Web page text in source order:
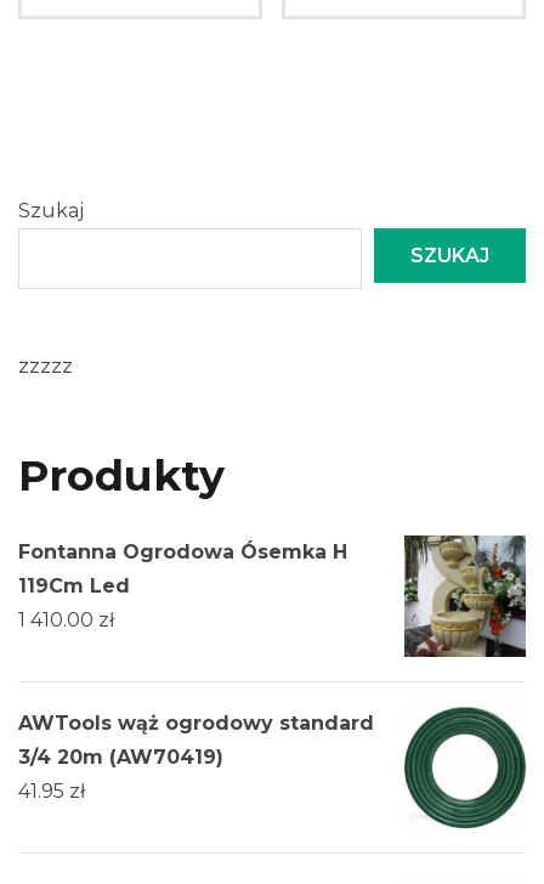
Szukaj
SZUKAJ
zzzzz
Produkty
Fontanna Ogrodowa Ósemka H
119Cm Led
1 410.00 zł
AWTools wąż ogrodowy standard
3/4 20m (AW70419)
41.95 zł